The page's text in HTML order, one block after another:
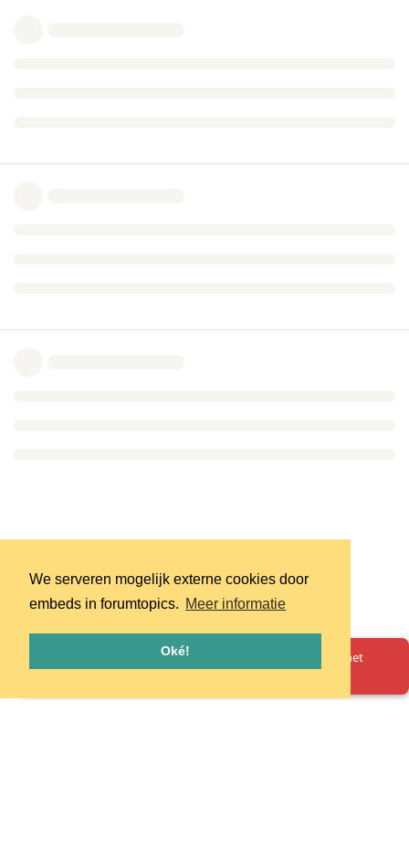
We serveren mogelijk externe cookies door
embeds in forumtopics. Meer informatie
Oké!
Oeps! Er is iets misgegaan. Herlaad de pagina en probeer het
opnieuw.